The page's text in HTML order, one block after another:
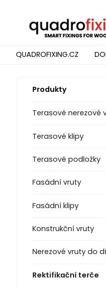
QUADROFIXING.CZ
Produkty
Terasové nerezové
Terasové klipy
Terasové podložky
Fasádní vruty
Fasádní klipy
Konstrukční vruty
Nerezové vruty do
Rektifikační terče